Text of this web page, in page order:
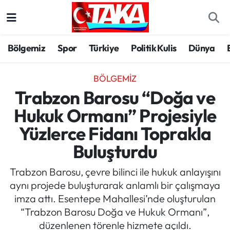
Bölgemiz Spor Türkiye Politik Kulis Dünya
BÖLGEMIZ
Trabzon Barosu “Doğa ve
Hukuk Ormanı” Projesiyle
Yüzlerce Fidanı Toprakla
Buluşturdu
Trabzon Barosu, çevre bilinci ile hukuk anlayışını
aynı projede buluşturarak anlamlı bir çalışmaya
imza attı. Esentepe Mahallesi’nde oluşturulan
“Trabzon Barosu Doğa ve Hukuk Ormanı”,
düzenlenen törenle hizmete açıldı.
Spor
Türkiye
Kültür/Sanat
Politika
Politik Kulis
Dünya
Magazin
Trabzon Hava Durumu
Trabzon Trafik Yoğunluk Haritası
Süper Lig Puan Durumu ve Fikstür
Tüm Manşetler
Son Dakika Haberleri
Haber Arşivi